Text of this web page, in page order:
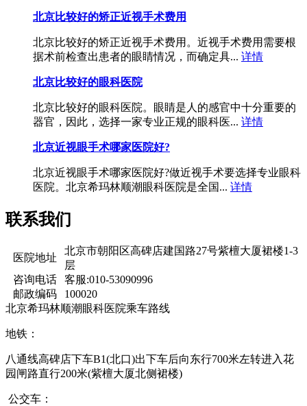
北京比较好的矫正近视手术费用
北京比较好的矫正近视手术费用。近视手术费用需要根
据术前检查出患者的眼睛情况，而确定具... 详情
北京比较好的眼科医院
北京比较好的眼科医院。眼睛是人的感官中十分重要的
器官，因此，选择一家专业正规的眼科医... 详情
北京近视眼手术哪家医院好?
北京近视眼手术哪家医院好?做近视手术要选择专业眼科
医院。北京希玛林顺潮眼科医院是全国... 详情
联系我们
医院地址
北京市朝阳区高碑店建国路27号紫檀大厦裙楼1-3
层
咨询电话
客服:010-53090996
邮政编码
100020
北京希玛林顺潮眼科医院乘车路线
地铁：
八通线高碑店下车B1(北口)出下车后向东行700米左转进入花
园闸路直行200米(紫檀大厦北侧裙楼)
公交车：